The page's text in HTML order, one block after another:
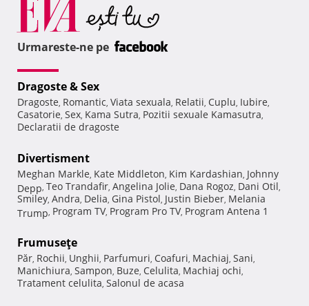
Urmareste-ne pe
Dragoste & Sex
Dragoste, Romantic, Viata sexuala, Relatii, Cuplu, Iubire,
Casatorie, Sex, Kama Sutra, Pozitii sexuale Kamasutra,
Declaratii de dragoste
Divertisment
Meghan Markle, Kate Middleton, Kim Kardashian, Johnny
Depp, Teo Trandafir, Angelina Jolie, Dana Rogoz, Dani Otil,
Smiley, Andra, Delia, Gina Pistol, Justin Bieber, Melania
Trump, Program TV, Program Pro TV, Program Antena 1
Frumuseţe
Păr, Rochii, Unghii, Parfumuri, Coafuri, Machiaj, Sani,
Manichiura, Sampon, Buze, Celulita, Machiaj ochi,
Tratament celulita, Salonul de acasa